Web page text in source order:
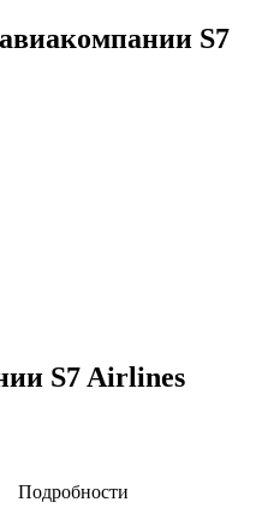
S7
S7 Airlines
Подробности